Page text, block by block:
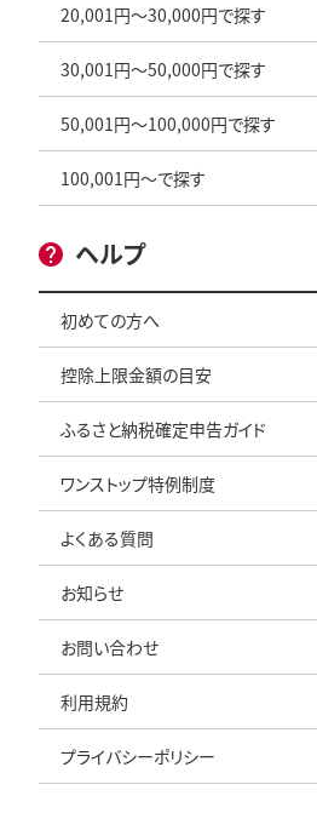
20,001円～30,000円で探す
30,001円～50,000円で探す
50,001円～100,000円で探す
100,001円～で探す
ヘルプ
初めての方へ
控除上限金額の目安
ふるさと納税確定申告ガイド
ワンストップ特例制度
よくある質問
お知らせ
お問い合わせ
利用規約
プライバシーポリシー